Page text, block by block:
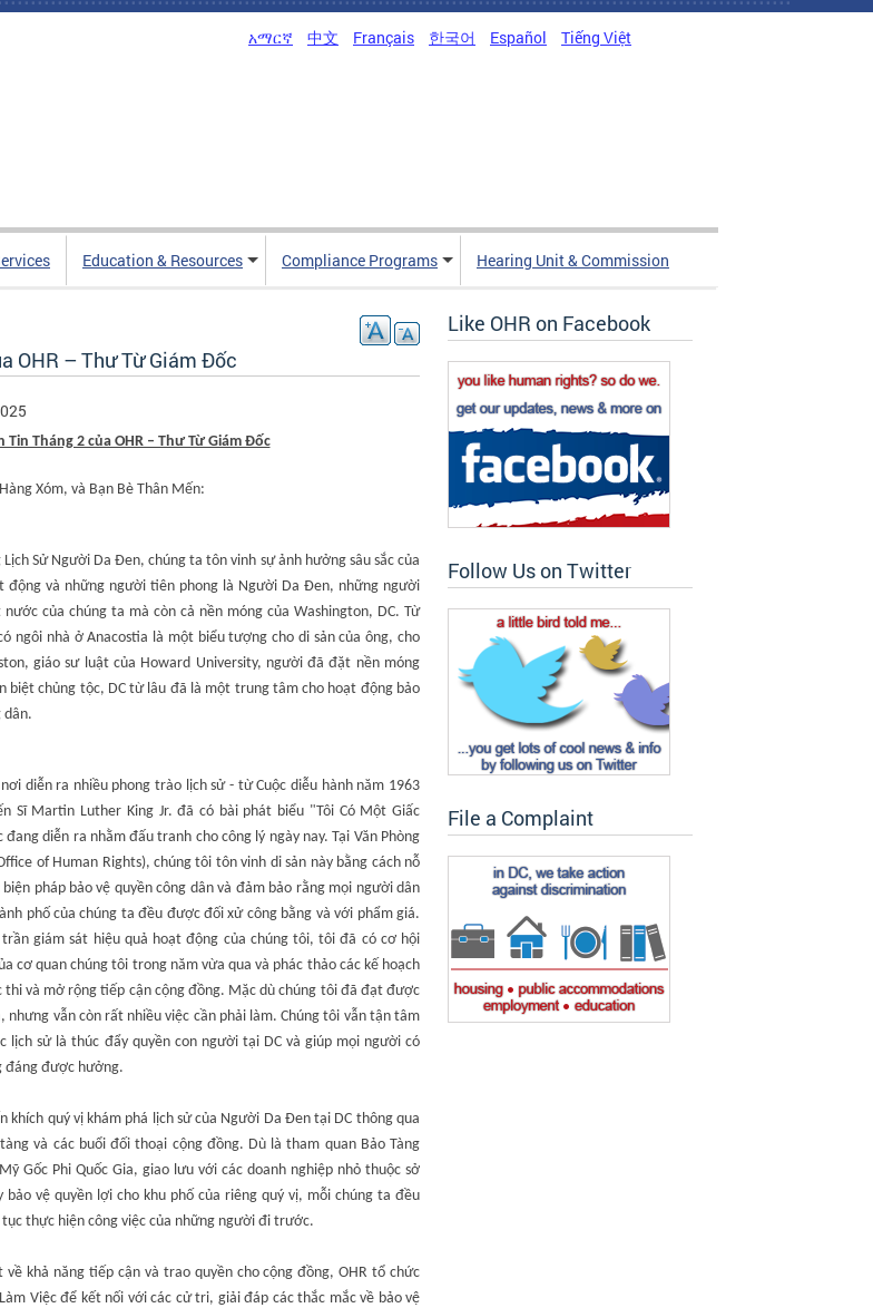
አማርኛ 中文 Français 한국어 Español Tiếng Việt
Education & Resources Compliance Programs Hearing Unit & Commission
OHR – Thư Từ Giám Đốc
Tin Tháng 2 của OHR – Thư Từ Giám Đốc
Xóm, và Bạn Bè Thân Mến:
Sử Người Da Đen, chúng ta tôn vinh sự ảnh hưởng sâu sắc của
động và những người tiên phong là Người Da Đen, những người
của chúng ta mà còn cả nền móng của Washington, DC. Từ
ngôi nhà ở Anacostia là một biểu tượng cho di sản của ông, cho
giáo sư luật của Howard University, người đã đặt nền móng
biệt chủng tộc, DC từ lâu đã là một trung tâm cho hoạt động bảo
dân.
diễn ra nhiều phong trào lịch sử - từ Cuộc diễu hành năm 1963
Sĩ Martin Luther King Jr. đã có bài phát biểu "Tôi Có Một Giấc
diễn ra nhằm đấu tranh cho công lý ngày nay. Tại Văn Phòng
of Human Rights), chúng tôi tôn vinh di sản này bằng cách nỗ
pháp bảo vệ quyền công dân và đảm bảo rằng mọi người dân
phố của chúng ta đều được đối xử công bằng và với phẩm giá.
giám sát hiệu quả hoạt động của chúng tôi, tôi đã có cơ hội
cơ quan chúng tôi trong năm vừa qua và phác thảo các kế hoạch
và mở rộng tiếp cận cộng đồng. Mặc dù chúng tôi đã đạt được
nhưng vẫn còn rất nhiều việc cần phải làm. Chúng tôi vẫn tận tâm
lịch sử là thúc đẩy quyền con người tại DC và giúp mọi người có
đáng được hưởng.
khích quý vị khám phá lịch sử của Người Da Đen tại DC thông qua
và các buổi đối thoại cộng đồng. Dù là tham quan Bảo Tàng
Gốc Phi Quốc Gia, giao lưu với các doanh nghiệp nhỏ thuộc sở
vệ quyền lợi cho khu phố của riêng quý vị, mỗi chúng ta đều
thực hiện công việc của những người đi trước.
khả năng tiếp cận và trao quyền cho cộng đồng, OHR tổ chức
Việc để kết nối với các cử tri, giải đáp các thắc mắc về bảo vệ
Like OHR on Facebook
Follow Us on Twitter
File a Complaint